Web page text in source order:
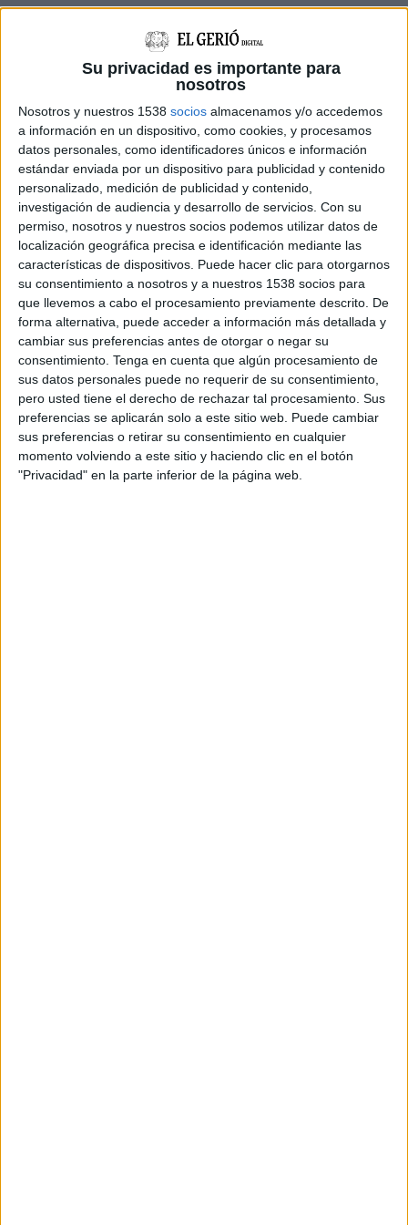
Su privacidad es importante para
nosotros
Nosotros y nuestros 1538 socios almacenamos y/o accedemos
a información en un dispositivo, como cookies, y procesamos
datos personales, como identificadores únicos e información
estándar enviada por un dispositivo para publicidad y contenido
personalizado, medición de publicidad y contenido,
investigación de audiencia y desarrollo de servicios. Con su
permiso, nosotros y nuestros socios podemos utilizar datos de
localización geográfica precisa e identificación mediante las
características de dispositivos. Puede hacer clic para otorgarnos
su consentimiento a nosotros y a nuestros 1538 socios para
que llevemos a cabo el procesamiento previamente descrito. De
forma alternativa, puede acceder a información más detallada y
cambiar sus preferencias antes de otorgar o negar su
consentimiento. Tenga en cuenta que algún procesamiento de
sus datos personales puede no requerir de su consentimiento,
pero usted tiene el derecho de rechazar tal procesamiento. Sus
preferencias se aplicarán solo a este sitio web. Puede cambiar
sus preferencias o retirar su consentimiento en cualquier
momento volviendo a este sitio y haciendo clic en el botón
"Privacidad" en la parte inferior de la página web.
NOTÍCIES MÉS LLEGIDES
SOS Costa Brava recorre la llicència del
Festival de Cap Roig i en demana la
nul·litat
Montserrat Torrent celebra els 100 anys
portant per primera vegada l’orgue al
Festival de Peralada
Detinguts tres lladres després d’un
accident de trànsit a Empuriabrava
Un detingut pel furt d’una bossa en un
supermercat de Torroella amb el
mètode de ''la collita''
DARRERES NOTÍCIES